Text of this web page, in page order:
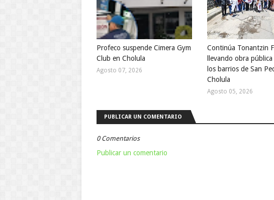
Profeco suspende Cimera Gym
Club en Cholula
Agosto 07, 2026
Continúa Tonantzin
llevando obra
los barrios de San
Cholula
Agosto 05, 2026
PUBLICAR UN COMENTARIO
0 Comentarios
Publicar un comentario